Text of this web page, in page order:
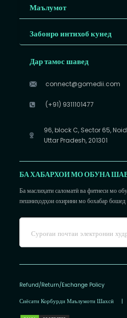
Маълумот
Забонро интихоб кунед
Дар тамос шавед
connect@gomedii.com
(+91) 9311101477
96, block C, Sector 65,
Uttar Pradesh, 201301
БА ХАБАРХОИ МО ОБУНА
Ба маслиҳати саломатӣ ва фитнеси мо
пешниҳодҳои охирини мо бохабар бошед
Refund/Return/Exchange Policy
Сиёсати Корбурди Маълумоти Шахсӣ |